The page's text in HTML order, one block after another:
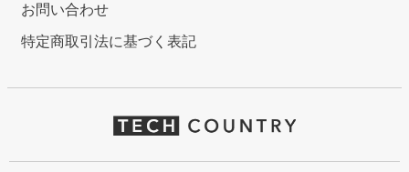
お問い合わせ
特定商取引法に基づく表記